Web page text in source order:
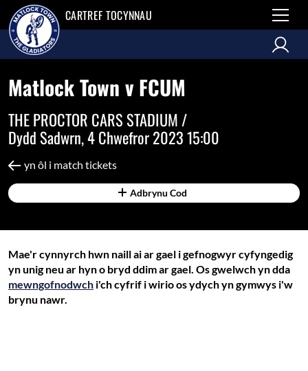
CARTREF TOCYNNAU
Matlock Town v FCUM
THE PROCTOR CARS STADIUM /
Dydd Sadwrn, 4 Chwefror 2023 15:00
yn ôl i match tickets
Adbrynu Cod
Mae'r cynnyrch hwn naill ai ar gael i gefnogwyr cyfyngedig
yn unig neu ar hyn o bryd ddim ar gael. Os gwelwch yn dda
mewngofnodwch i'ch cyfrif i wirio os ydych yn gymwys i'w
brynu nawr.